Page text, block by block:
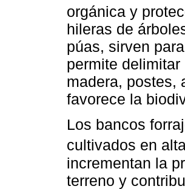
orgánica y
hileras de
púas, sirven
permite
madera, postes,
favorece la
Los bancos
cultivados en
incrementan la
terreno y